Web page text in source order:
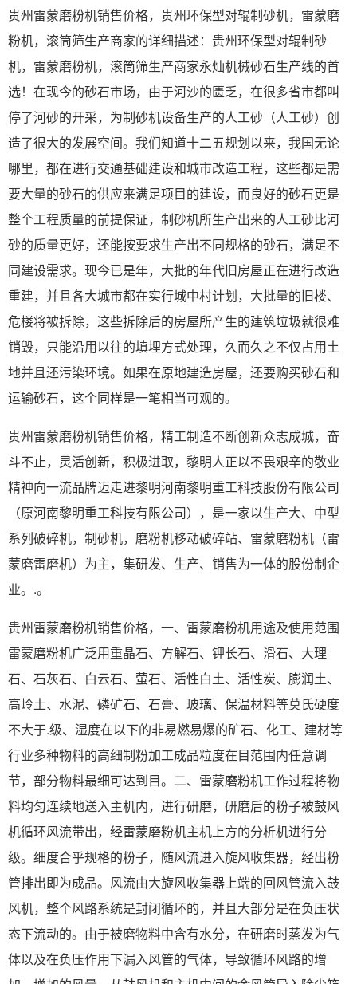
贵州雷蒙磨粉机销售价格，贵州环保型对辊制砂机，雷蒙磨
粉机，滚筒筛生产商家的详细描述：贵州环保型对辊制砂
机，雷蒙磨粉机，滚筒筛生产商家永灿机械砂石生产线的首
选！在现今的砂石市场，由于河沙的匮乏，在很多省市都叫
停了河砂的开采，为制砂机设备生产的人工砂（人工砂）创
造了很大的发展空间。我们知道十二五规划以来，我国无论
哪里，都在进行交通基础建设和城市改造工程，这些都是需
要大量的砂石的供应来满足项目的建设，而良好的砂石更是
整个工程质量的前提保证，制砂机所生产出来的人工砂比河
砂的质量更好，还能按要求生产出不同规格的砂石，满足不
同建设需求。现今已是年，大批的年代旧房屋正在进行改造
重建，并且各大城市都在实行城中村计划，大批量的旧楼、
危楼将被拆除，这些拆除后的房屋所产生的建筑垃圾就很难
销毁，只能沿用以往的填埋方式处理，久而久之不仅占用土
地并且还污染环境。如果在原地建造房屋，还要购买砂石和
运输砂石，这个同样是一笔相当可观的。
贵州雷蒙磨粉机销售价格，精工制造不断创新众志成城，奋
斗不止，灵活创新，积极进取，黎明人正以不畏艰辛的敬业
精神向一流品牌迈走进黎明河南黎明重工科技股份有限公司
（原河南黎明重工科技有限公司），是一家以生产大、中型
系列破碎机，制砂机，磨粉机移动破碎站、雷蒙磨粉机（雷
蒙磨雷磨机）为主，集研发、生产、销售为一体的股份制企
业。.。
贵州雷蒙磨粉机销售价格，一、雷蒙磨粉机用途及使用范围
雷蒙磨粉机广泛用重晶石、方解石、钾长石、滑石、大理
石、石灰石、白云石、萤石、活性白土、活性炭、膨润土、
高岭土、水泥、磷矿石、石膏、玻璃、保温材料等莫氏硬度
不大于.级、湿度在以下的非易燃易爆的矿石、化工、建材等
行业多种物料的高细制粉加工成品粒度在目范围内任意调
节，部分物料最细可达到目。二、雷蒙磨粉机工作过程将物
料均匀连续地送入主机内，进行研磨，研磨后的粉子被鼓风
机循环风流带出，经雷蒙磨粉机主机上方的分析机进行分
级。细度合乎规格的粉子，随风流进入旋风收集器，经出粉
管排出即为成品。风流由大旋风收集器上端的回风管流入鼓
风机，整个风路系统是封闭循环的，并且大部分是在负压状
态下流动的。由于被磨物料中含有水分，在研磨时蒸发为气
体以及在负压作用下漏入风管的气体，导致循环风路的增